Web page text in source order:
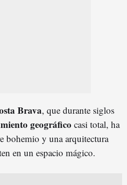
Brava, que durante siglos
geográfico casi total, ha
bohemio y una arquitectura
en un espacio mágico.